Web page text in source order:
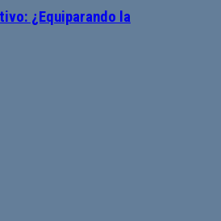
¿Equiparando la